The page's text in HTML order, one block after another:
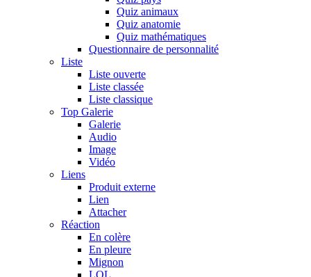
Quiz animaux
Quiz anatomie
Quiz mathématiques
Questionnaire de personnalité
Liste
Liste ouverte
Liste classée
Liste classique
Top Galerie
Galerie
Audio
Image
Vidéo
Liens
Produit externe
Lien
Attacher
Réaction
En colère
En pleure
Mignon
LOL